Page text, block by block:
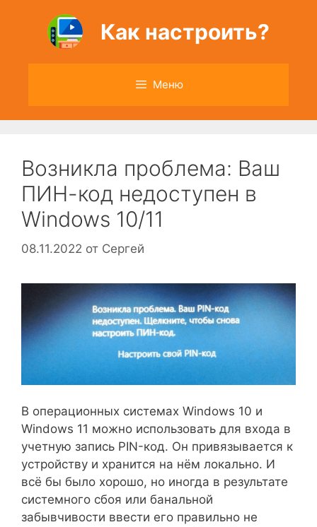
содержимому
Как настроить?
Меню
Возникла проблема: Ваш
ПИН-код недоступен в
Windows 10/11
08.11.2022 от Сергей
В операционных системах Windows 10 и
Windows 11 можно использовать для входа в
учетную запись PIN-код. Он привязывается к
устройству и хранится на нём локально. И
всё бы было хорошо, но иногда в результате
системного сбоя или банальной
забывчивости ввести его правильно не